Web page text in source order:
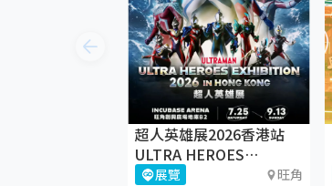
超人英雄展2026香港站
ULTRA HEROES
EXHIBITION
展覽 旺角